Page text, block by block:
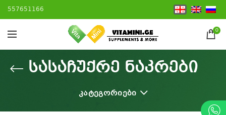
557651166
0
სასაჩუქრე ნაკრები
ᲙᲐᲢᲔᲒᲝᲠᲘᲔᲑᲘ